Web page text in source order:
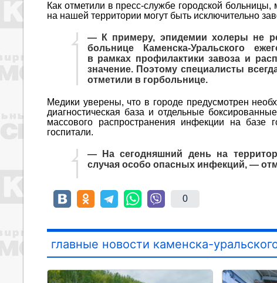
Как отметили в пресс-службе городской
на нашей территории могут быть исключительно
— К примеру, эпидемии холеры не
больнице Каменска-Уральского
в рамках профилактики завоза и
значение. Поэтому специалисты
отметили в горбольнице.
Медики уверены, что в городе предусмотрен
диагностическая база и отдельные
массового распространения инфекции на базе
госпитали.
— На сегодняшний день на
случая особо опасных инфекций, —
0
главные новости каменска-